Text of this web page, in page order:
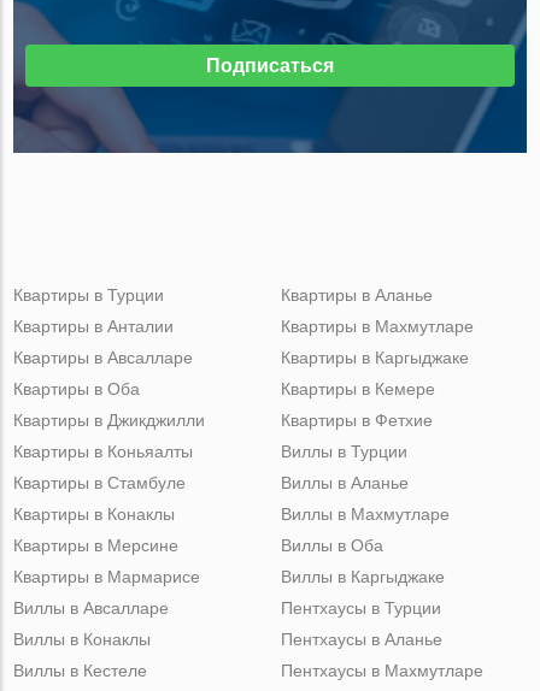
Подписаться
Квартиры в Турции
Квартиры в Анталии
Квартиры в Авсалларе
Квартиры в Оба
Квартиры в Джикджилли
Квартиры в Аланье
Квартиры в Махмутларе
Квартиры в Каргыджаке
Квартиры в Кемере
Квартиры в Фетхие
Квартиры в Коньяалты
Квартиры в Стамбуле
Квартиры в Конаклы
Квартиры в Мерсине
Квартиры в Мармарисе
Виллы в Турции
Виллы в Аланье
Виллы в Махмутларе
Виллы в Оба
Виллы в Каргыджаке
Виллы в Авсалларе
Виллы в Конаклы
Виллы в Кестеле
Пентхаусы в Турции
Пентхаусы в Аланье
Пентхаусы в Махмутларе